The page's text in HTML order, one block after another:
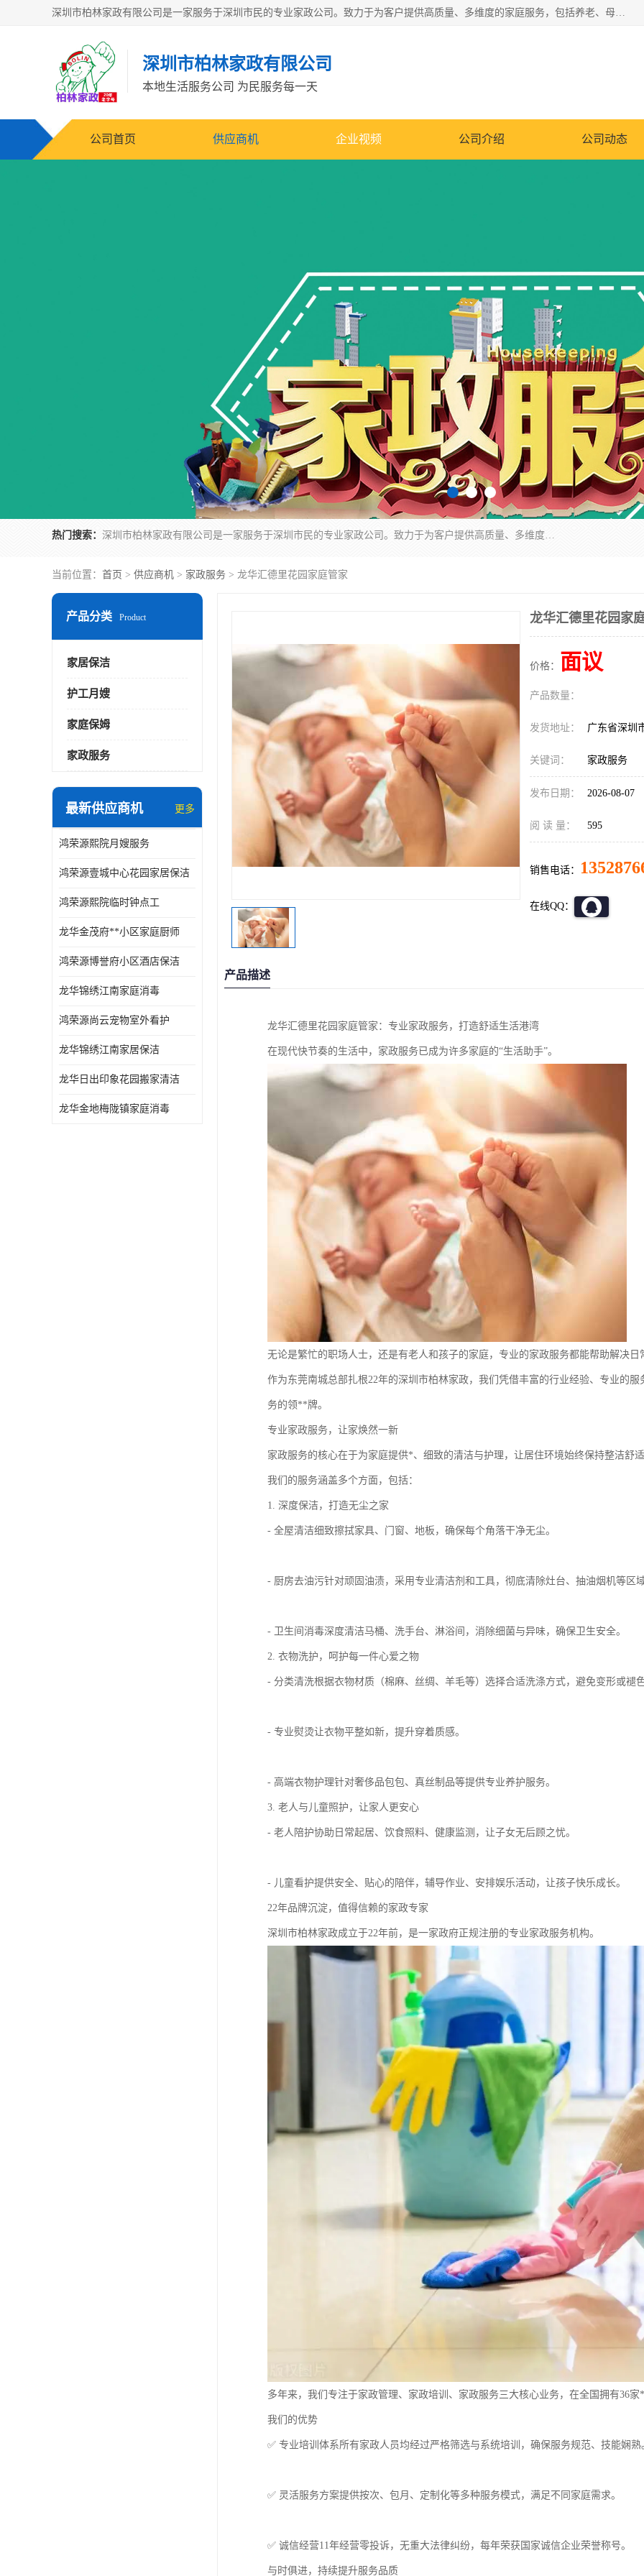
深圳市柏林家政有限公司是一家服务于深圳市民的专业家政公司。致力于为客户提供高质量、多维度的家庭服务，包括养老、母婴、月嫂育婴早教、康复理疗、家电清洗和保洁等方面的专业服务。
深圳市柏林家政有限公司
本地生活服务公司 为民服务每一天
公司首页 供应商机 企业视频 公司介绍 公司动态
热门搜索： 深圳市柏林家政有限公司是一家服务于深圳市民的专业家政公司。致力于为客户提供高质量、多维度的家庭服务，包括养老、母婴、月嫂育婴早教、康复理疗、家电清洗和保洁等方面的专业服务。
当前位置： 首页 > 供应商机 > 家政服务 > 龙华汇德里花园家庭管家
产品分类 Product
家居保洁
护工月嫂
家庭保姆
家政服务
最新供应商机 更多
鸿荣源熙院月嫂服务
鸿荣源壹城中心花园家居保洁
鸿荣源熙院临时钟点工
龙华金茂府**小区家庭厨师
鸿荣源博誉府小区酒店保洁
龙华锦绣江南家庭消毒
鸿荣源尚云宠物室外看护
龙华锦绣江南家居保洁
龙华日出印象花园搬家清洁
龙华金地梅陇镇家庭消毒
龙华汇德里花园家
价格： 面议
产品数量：
发货地址： 广东省深圳
关键词： 家政服务
发布日期： 2026-08-07
阅 读 量： 595
销售电话：
在线QQ：
产品描述
龙华汇德里花园家庭管家：专业家政服务，打造舒适生活港湾
在现代快节奏的生活中，家政服务已成为许多家庭的“生活助手”。
无论是繁忙的职场人士，还是有老人和孩子的家庭，专业的家政服务都能帮助解决
作为东莞南城总部扎根22年的深圳市柏林家政，我们凭借丰富的行业经验、专业的
务的领**牌。
专业家政服务，让家焕然一新
家政服务的核心在于为家庭提供*、细致的清洁与护理，让居住环境始终保持整洁舒
我们的服务涵盖多个方面，包括：
1. 深度保洁，打造无尘之家
- 全屋清洁细致擦拭家具、门窗、地板，确保每个角落干净无尘。
- 厨房去油污针对顽固油渍，采用专业清洁剂和工具，彻底清除灶台、抽油烟机等区
- 卫生间消毒深度清洁马桶、洗手台、淋浴间，消除细菌与异味，确保卫生安全。
2. 衣物洗护，呵护每一件心爱之物
- 分类清洗根据衣物材质（棉麻、丝绸、羊毛等）选择合适洗涤方式，避免变形或褪
- 专业熨烫让衣物平整如新，提升穿着质感。
- 高端衣物护理针对奢侈品包包、真丝制品等提供专业养护服务。
3. 老人与儿童照护，让家人更安心
- 老人陪护协助日常起居、饮食照料、健康监测，让子女无后顾之忧。
- 儿童看护提供安全、贴心的陪伴，辅导作业、安排娱乐活动，让孩子快乐成长。
22年品牌沉淀，值得信赖的家政专家
深圳市柏林家政成立于22年前，是一家政府正规注册的专业家政服务机构。
多年来，我们专注于家政管理、家政培训、家政服务三大核心业务，在全国拥有36
我们的优势
✅ 专业培训体系所有家政人员均经过严格筛选与系统培训，确保服务规范、技能娴熟
✅ 灵活服务方案提供按次、包月、定制化等多种服务模式，满足不同家庭需求。
✅ 诚信经营11年经营零投诉，无重大法律纠纷，每年荣获国家诚信企业荣誉称号。
与时俱进，持续提升服务品质